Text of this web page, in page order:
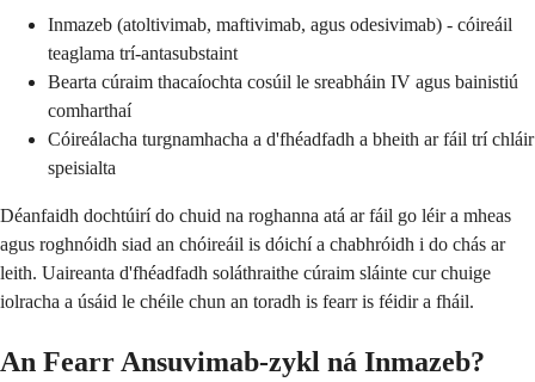
Inmazeb (atoltivimab, maftivimab, agus odesivimab) - cóireáil
teaglama trí-antasubstaint
Bearta cúraim thacaíochta cosúil le sreabháin IV agus bainistiú
comharthaí
Cóireálacha turgnamhacha a d'fhéadfadh a bheith ar fáil trí chláir
speisialta
Déanfaidh dochtúirí do chuid na roghanna atá ar fáil go léir a mheas
agus roghnóidh siad an chóireáil is dóichí a chabhróidh i do chás ar
leith. Uaireanta d'fhéadfadh soláthraithe cúraim sláinte cur chuige
iolracha a úsáid le chéile chun an toradh is fearr is féidir a fháil.
An Fearr Ansuvimab-zykl ná Inmazeb?